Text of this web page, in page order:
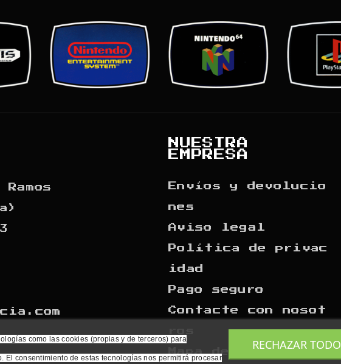
NUESTRA
EMPRESA
Envíos y devolucio
nes
Aviso legal
Política de privac
idad
Pago seguro
Contacte con nosot
Mapa del sitio
como las cookies (propias y de terceros) para
consentimiento de estas tecnologías nos permitirá procesar
RECHAZAR TODO